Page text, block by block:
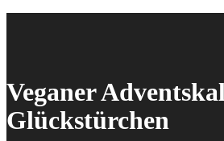
Veganer
Glückstürchen